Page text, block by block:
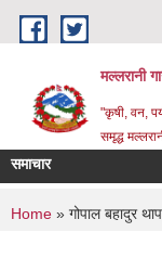
Skip to main content
मल्लरानी
"कृषी, वन,
समृद्ध
समाचार
You are
Home » गोपाल बहादुर